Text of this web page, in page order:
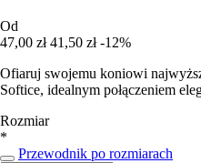
Od
47,00 zł 41,50 zł -12%
Ofiaruj swojemu koniowi
Softice, idealnym połączeniem
Rozmiar
*
Przewodnik po rozmiarach